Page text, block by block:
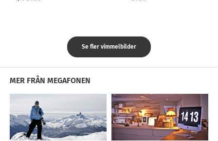
Se fler vimmelbilder
MER FRÅN MEGAFONEN